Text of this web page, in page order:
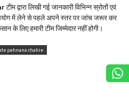
टीम द्वारा लिखी गई जानकारी विभिन्न स्रोतों एवं
में लेने से पहले अपने स्तर पर जांच जरूर कर
के लिए हमारी टीम जिम्मेदार नहीं होगी।
pahnana chahie